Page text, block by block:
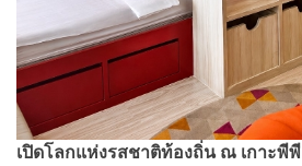
เปิดโลกแห่งรสชาติท้องถิ่น ณ เกาะพีพี